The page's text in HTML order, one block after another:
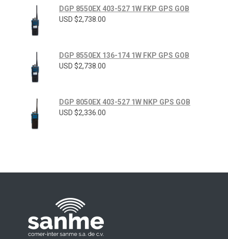
DGP 8550EX 403-527 1W FKP GPS GOB
USD $2,738.00
DGP 8550EX 136-174 1W FKP GPS GOB
USD $2,738.00
DGP 8050EX 403-527 1W NKP GPS GOB
USD $2,336.00